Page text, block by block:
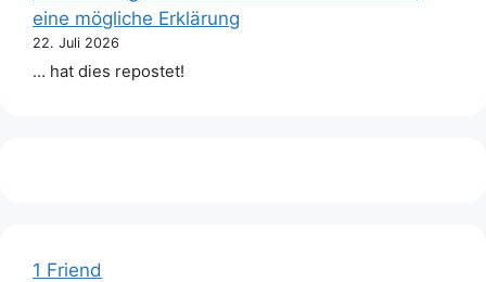
eine mögliche Erklärung
22. Juli 2026
… hat dies repostet!
1 Friend